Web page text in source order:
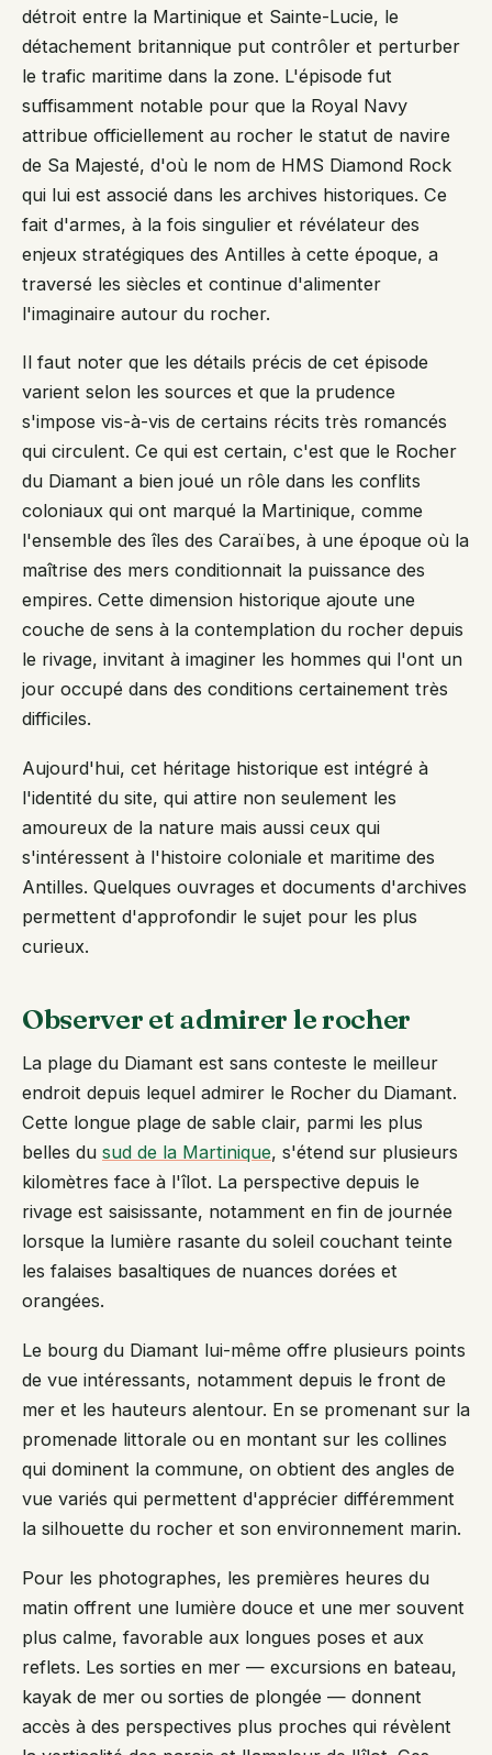
détroit entre la Martinique et Sainte-Lucie, le
détachement britannique put contrôler et perturber
le trafic maritime dans la zone. L'épisode fut
suffisamment notable pour que la Royal Navy
attribue officiellement au rocher le statut de navire
de Sa Majesté, d'où le nom de HMS Diamond Rock
qui lui est associé dans les archives historiques. Ce
fait d'armes, à la fois singulier et révélateur des
enjeux stratégiques des Antilles à cette époque, a
traversé les siècles et continue d'alimenter
l'imaginaire autour du rocher.
Il faut noter que les détails précis de cet épisode
varient selon les sources et que la prudence
s'impose vis-à-vis de certains récits très romancés
qui circulent. Ce qui est certain, c'est que le Rocher
du Diamant a bien joué un rôle dans les conflits
coloniaux qui ont marqué la Martinique, comme
l'ensemble des îles des Caraïbes, à une époque où la
maîtrise des mers conditionnait la puissance des
empires. Cette dimension historique ajoute une
couche de sens à la contemplation du rocher depuis
le rivage, invitant à imaginer les hommes qui l'ont un
jour occupé dans des conditions certainement très
difficiles.
Aujourd'hui, cet héritage historique est intégré à
l'identité du site, qui attire non seulement les
amoureux de la nature mais aussi ceux qui
s'intéressent à l'histoire coloniale et maritime des
Antilles. Quelques ouvrages et documents d'archives
permettent d'approfondir le sujet pour les plus
curieux.
Observer et admirer le rocher
La plage du Diamant est sans conteste le meilleur
endroit depuis lequel admirer le Rocher du Diamant.
Cette longue plage de sable clair, parmi les plus
belles du sud de la Martinique, s'étend sur plusieurs
kilomètres face à l'îlot. La perspective depuis le
rivage est saisissante, notamment en fin de journée
lorsque la lumière rasante du soleil couchant teinte
les falaises basaltiques de nuances dorées et
orangées.
Le bourg du Diamant lui-même offre plusieurs points
de vue intéressants, notamment depuis le front de
mer et les hauteurs alentour. En se promenant sur la
promenade littorale ou en montant sur les collines
qui dominent la commune, on obtient des angles de
vue variés qui permettent d'apprécier différemment
la silhouette du rocher et son environnement marin.
Pour les photographes, les premières heures du
matin offrent une lumière douce et une mer souvent
plus calme, favorable aux longues poses et aux
reflets. Les sorties en mer — excursions en bateau,
kayak de mer ou sorties de plongée — donnent
accès à des perspectives plus proches qui révèlent